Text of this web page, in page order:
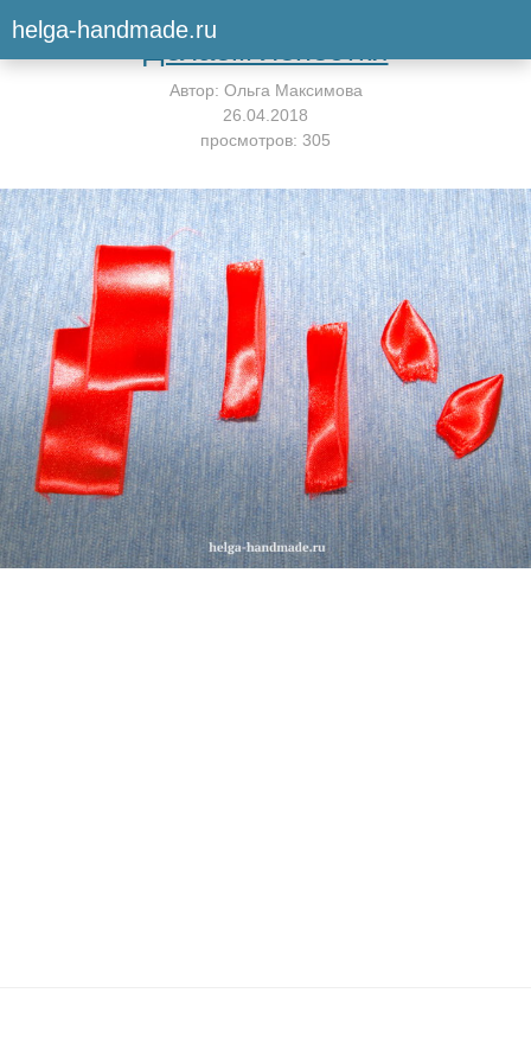
helga-handmade.ruВернуться к мастер-классу
Делаем лепестки
Автор: Ольга Максимова
26.04.2018
просмотров: 305